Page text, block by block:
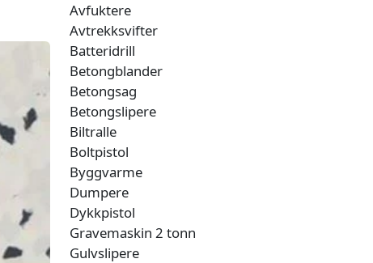
Avfuktere
Avtrekksvifter
Batteridrill
Betongblander
Betongsag
Betongslipere
Biltralle
Boltpistol
Byggvarme
Dumpere
Dykkpistol
Gravemaskin 2 tonn
Gulvslipere